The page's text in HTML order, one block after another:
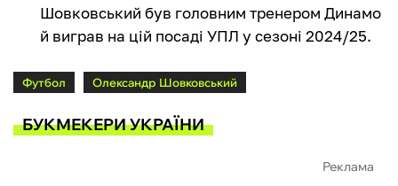
Шовковський був головним тренером Динамо
й виграв на цій посаді УПЛ у сезоні 2024/25.
Футбол Олександр Шовковський
БУКМЕКЕРИ УКРАЇНИ
Реклама